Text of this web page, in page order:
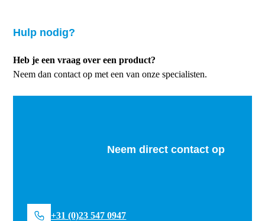
Hulp nodig?
Heb je een vraag over een product?
Neem dan contact op met een van onze specialisten.
Neem direct contact op
+31 (0)23 547 0947